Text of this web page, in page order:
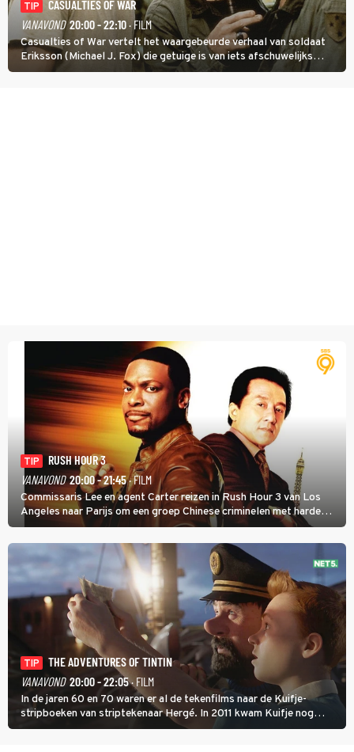
TIP
CASUALTIES OF WAR
VANAVOND 20:00 - 22:10· FILM
Casualties of War vertelt het waargebeurde verhaal van soldaat
Eriksson (Michael J. Fox) die getuige is van iets afschuwelijks
tijdens de Vietnamoorlog. Hij besluit uit de school te klappen.
TIP
RUSH HOUR 3
VANAVOND 20:00 - 21:45· FILM
Commissaris Lee en agent Carter reizen in Rush Hour 3 van Los
Angeles naar Parijs om een groep Chinese criminelen met harde
hand aan te pakken.
TIP
THE ADVENTURES OF TINTIN
VANAVOND 20:00 - 22:05· FILM
In de jaren 60 en 70 waren er al de tekenfilms naar de Kuifje-
stripboeken van striptekenaar Hergé. In 2011 kwam Kuifje nog
meer tot leven in The Adventures of Tintin van Steven Spielberg.